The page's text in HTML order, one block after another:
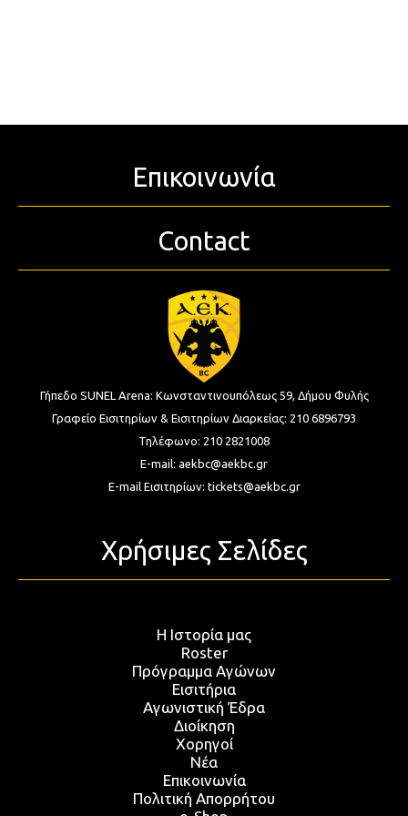
Επικοινωνία
Contact
Γήπεδο SUNEL Arena: Κωνσταντινουπόλεως 59, Δήμου Φυλής
Γραφείο Εισιτηρίων & Εισιτηρίων Διαρκείας: 210 6896793
Τηλέφωνο: 210 2821008
E-mail: aekbc@aekbc.gr
E-mail Εισιτηρίων: tickets@aekbc.gr
Χρήσιμες Σελίδες
Η Ιστορία μας
Roster
Πρόγραμμα Αγώνων
Εισιτήρια
Αγωνιστική Έδρα
Διοίκηση
Χορηγοί
Νέα
Επικοινωνία
Πολιτική Απορρήτου